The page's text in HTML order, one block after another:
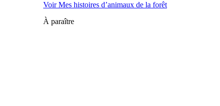
Voir Mes histoires d’animaux de la forêt
À paraître